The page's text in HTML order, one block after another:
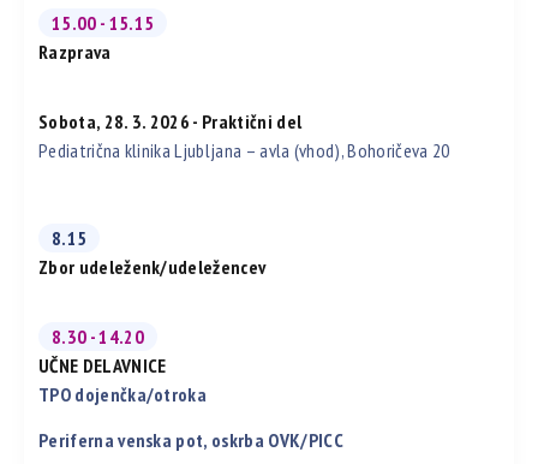
15.00 - 15.15
Razprava
Sobota, 28. 3. 2026 - Praktični del
Pediatrična klinika Ljubljana – avla (vhod), Bohoričeva 20
8.15
Zbor udeleženk/udeležencev
8.30 - 14.20
UČNE DELAVNICE
TPO dojenčka/otroka
Periferna venska pot, oskrba OVK/PICC